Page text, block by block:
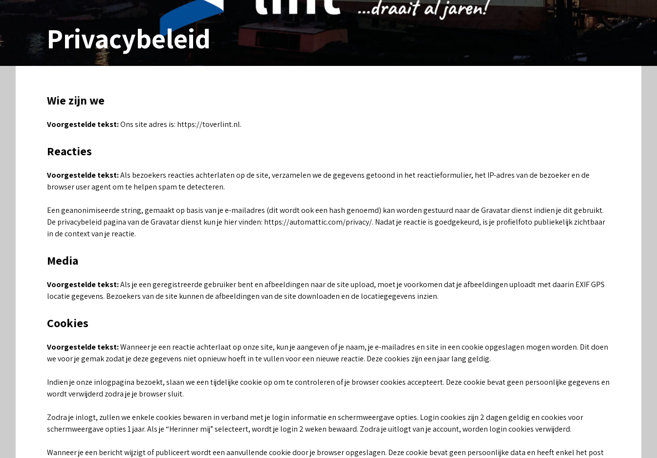
Privacybeleid
Wie zijn we
Voorgestelde tekst:Ons site adres is: https://toverlint.nl.
Reacties
Voorgestelde tekst:Als bezoekers reacties achterlaten op de site, verzamelen we de gegevens getoond in het reactieformulier, het IP-adres van de bezoeker en de
browser user agent om te helpen spam te detecteren.
Een geanonimiseerde string, gemaakt op basis van je e-mailadres (dit wordt ook een hash genoemd) kan worden gestuurd naar de Gravatar dienst indien je dit gebruikt.
De privacybeleid pagina van de Gravatar dienst kun je hier vinden: https://automattic.com/privacy/. Nadat je reactie is goedgekeurd, is je profielfoto publiekelijk zichtbaar
in de context van je reactie.
Media
Voorgestelde tekst:Als je een geregistreerde gebruiker bent en afbeeldingen naar de site upload, moet je voorkomen dat je afbeeldingen uploadt met daarin EXIF GPS
locatie gegevens. Bezoekers van de site kunnen de afbeeldingen van de site downloaden en de locatiegegevens inzien.
Cookies
Voorgestelde tekst:Wanneer je een reactie achterlaat op onze site, kun je aangeven of je naam, je e-mailadres en site in een cookie opgeslagen mogen worden. Dit doen
we voor je gemak zodat je deze gegevens niet opnieuw hoeft in te vullen voor een nieuwe reactie. Deze cookies zijn een jaar lang geldig.
Indien je onze inlogpagina bezoekt, slaan we een tijdelijke cookie op om te controleren of je browser cookies accepteert. Deze cookie bevat geen persoonlijke gegevens en
wordt verwijderd zodra je je browser sluit.
Zodra je inlogt, zullen we enkele cookies bewaren in verband met je login informatie en schermweergave opties. Login cookies zijn 2 dagen geldig en cookies voor
schermweergave opties 1 jaar. Als je “Herinner mij” selecteert, wordt je login 2 weken bewaard. Zodra je uitlogt van je account, worden login cookies verwijderd.
Wanneer je een bericht wijzigt of publiceert wordt een aanvullende cookie door je browser opgeslagen. Deze cookie bevat geen persoonlijke data en heeft enkel het post